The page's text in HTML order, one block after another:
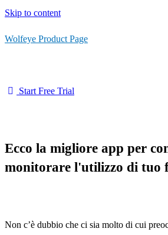
Skip to content
Wolfeye Product Page
Start Free Trial
Ecco la migliore app per
monitorare l'utilizzo di tuo
Non c’è dubbio che ci sia molto di cui